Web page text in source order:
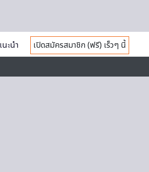
ะนำ
เปิดสมัครสมาชิก (ฟรี) เร็วๆ นี้